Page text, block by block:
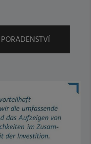
PORADENSTVÍ